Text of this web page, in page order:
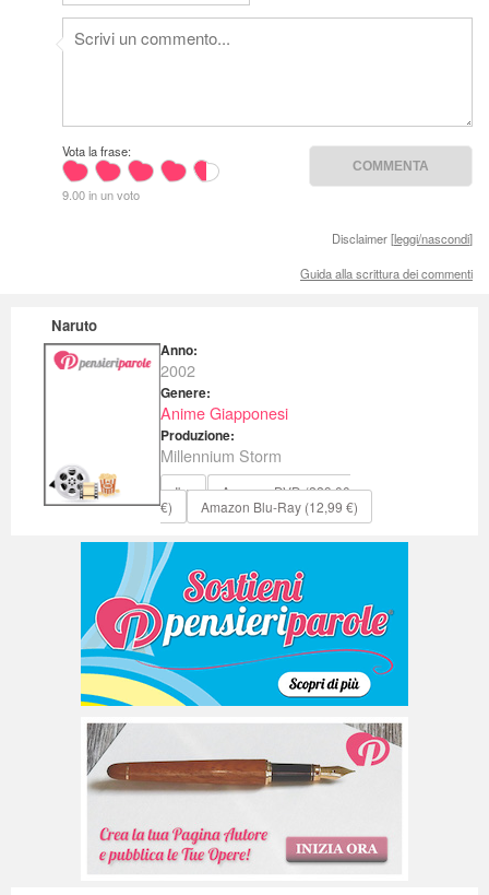
Vota la frase:
9.00 in un voto
Disclaimer [leggi/nascondi]
Guida alla scrittura dei commenti
Naruto
Anno:
2002
Genere:
Anime Giapponesi
Produzione:
Millennium Storm
Ibs
Amazon DVD (229,00
€)
Amazon Blu-Ray (12,99 €)